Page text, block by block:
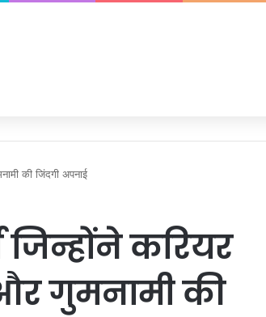
की जिंदगी अपनाई
करियर
गुमनामी की